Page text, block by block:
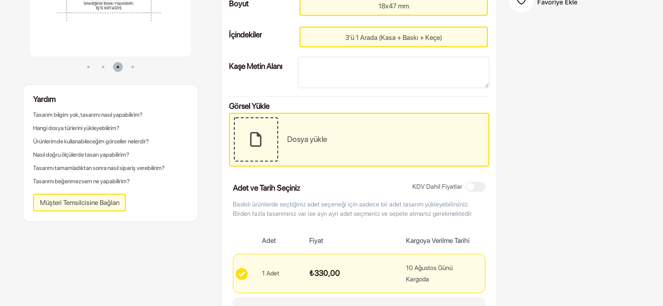
Yardım
Tasarım bilgim yok, tasarımı nasıl yapabilirim?
Hangi dosya türlerini yükleyebilirim?
Ürünlerimde kullanabileceğim görseller nelerdir?
Nasıl doğru ölçülerde tasarı yapabilirim?
Tasarımı tamamladıktan sonra nasıl sipariş verebilirim?
Tasarımı beğenmezsem ne yapabilirim?
Müşteri Temsilcisine Bağlan
Boyut 18x47 mm
İçindekiler 3'ü 1 Arada (Kasa + Baskı + Keçe)
Kaşe Metin Alanı
Görsel Yükle
Dosya yükle
Adet ve Tarih Seçiniz KDV Dahil Fiyatlar
Baskılı ürünlerde seçtiğiniz adet seçeneği için sadece bir adet tasarım yükleyebilirsiniz.
Birden fazla tasarımınız var ise ayrı ayrı adet seçmeniz ve sepete atmanız gerekmektedir.
Adet Fiyat Kargoya Verilme Tarihi
1 Adet ₺330,00
10 Ağustos Günü
Kargoda
Favoriye Ekle